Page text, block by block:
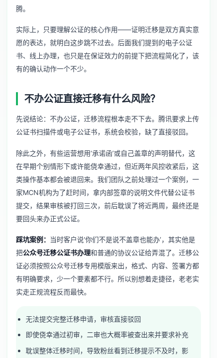
腾。
实际上，只要理解公证的核心作用——证明迁移是双方真实意
愿的表达，就明白这步跳不过去。后面我们提到的电子公证
书、线上办理，也只是在保证效力的前提下把流程简化了，该
有的确认动作一个不少。
不办公证直接迁移有什么风险？
先说结论：不办公证，迁移流程根本走不下去。腾讯要求上传
公证书扫描件或电子公证书，系统会校验，缺了直接驳回。
除此之外，有些运营想用‘承诺函’或自己盖章的声明替代，这
在早期个别情形下或许能侥幸通过，但近两年风控收紧后，这
类操作基本都会被退回来。我们团队之前处理过一个案例，一
家MCN机构为了赶时间，拿内部签章的说明文件代替公证书
提交，结果审核被打回三次，前后耽误了将近两周，最终还是
要回头来办正式公证。
踩坑案例：
当时客户说‘你们不是说不盖章也能办’，其实他是
把公众号迁移公证书办理和普通的协议公证给弄混了。迁移公
证必须按照公众号迁移专用模版来出，格式、内容、签署方都
有明确要求，少一个要素都不行。所以别想着走捷径，老老实
实走正规流程反而最快。
无法提交完整迁移申请，审核直接驳回
即使侥幸通过初审，二审也大概率被查出来并要求补充
耽误整体迁移时间，导致粉丝看到迁移提示不及时，影